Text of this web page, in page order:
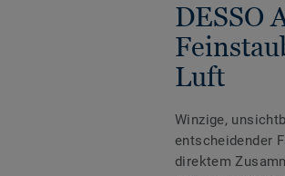
DESSO
Luft
Winzige,
entscheidender
direktem